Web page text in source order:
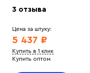
3 отзыва
Цена за штуку:
5 437 ₽
Купить в 1 клик
Купить оптом